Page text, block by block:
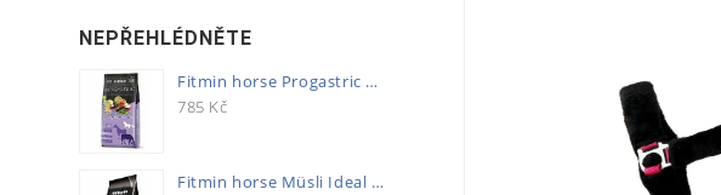
NEPŘEHLÉDNĚTE
Fitmin horse Progastric 20kg
785 Kč
Fitmin horse Müsli Ideal 20kg